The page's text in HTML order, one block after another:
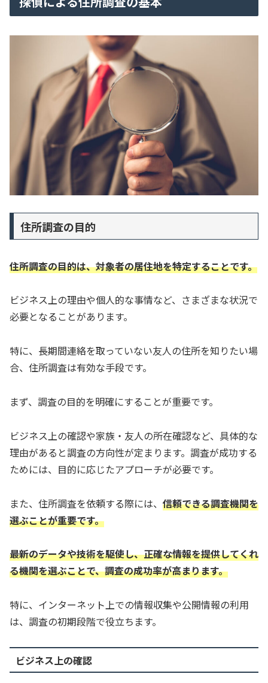
住所調査の目的
住所調査の目的は、対象者の居住地を特定することです。
ビジネス上の理由や個人的な事情など、さまざまな状況で
必要となることがあります。
特に、長期間連絡を取っていない友人の住所を知りたい場
合、住所調査は有効な手段です。
まず、調査の目的を明確にすることが重要です。
ビジネス上の確認や家族・友人の所在確認など、具体的な
理由があると調査の方向性が定まります。調査が成功する
ためには、目的に応じたアプローチが必要です。
また、住所調査を依頼する際には、 信頼できる調査機関を
選ぶことが重要です。
最新のデータや技術を駆使し、正確な情報を提供してくれ
る機関を選ぶことで、調査の成功率が高まります。
特に、インターネット上での情報収集や公開情報の利用
は、調査の初期段階で役立ちます。
ビジネス上の確認